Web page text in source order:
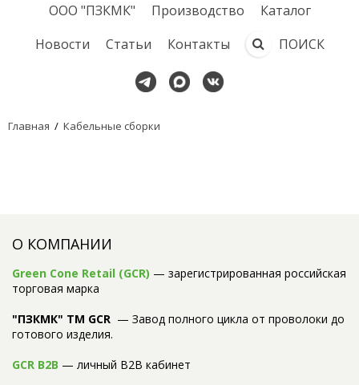
ООО "ПЗКМК" Производство
Каталог
Новости
Статьи Контакты ПОИСК
Главная / Кабельные сборки
О КОМПАНИИ
Green Cone Retail (GCR) — зарегистрированная российская
торговая марка
"ПЗКМК" TM GCR — Завод полного цикла от проволоки до
готового изделия.
GCR B2B — личный B2B кабинет